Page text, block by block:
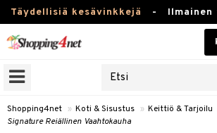
Täydellisiä kesävinkkejä -
Kauneudenhoito
Piilolinssit
Shopping4net » Koti & Sisustus » Keittiö & Tarjoilu
Signature Reiällinen Vaahtokauha